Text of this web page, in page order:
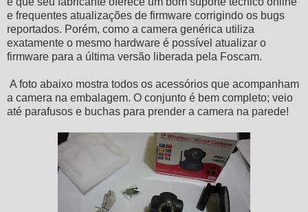
e frequentes atualizações de firmware corrigindo os bugs
reportados. Porém, como a camera genérica utiliza
exatamente o mesmo hardware é possível atualizar o
firmware para a última versão liberada pela Foscam.
A foto abaixo mostra todos os acessórios que acompanham
a camera na embalagem. O conjunto é bem completo; veio
até parafusos e buchas para prender a camera na parede!